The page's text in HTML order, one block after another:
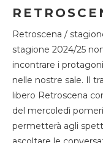
Retroscena /
stagione 2024/25
incontrare i
nelle nostre sale. Il
libero Retroscena
del mercoledì
permetterà agli